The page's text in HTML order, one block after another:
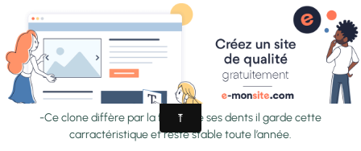
-'Sawtooth'
-Ce clone diffère par la forme de ses dents il garde cette
carractéristique et reste stable toute l’année.